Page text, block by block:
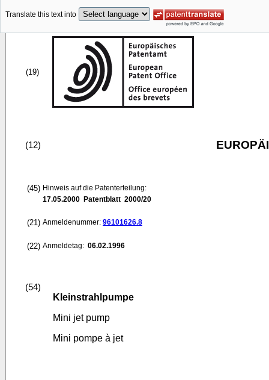
Translate this text into
(19)
(12)
(45) Hinweis auf die Patenterteilung:
17.05.2000 Patentblatt 2000/20
(21) Anmeldenummer: 96101626.8
(22) Anmeldetag: 06.02.1996
(54)
Kleinstrahlpumpe
Mini jet pump
Mini pompe à jet